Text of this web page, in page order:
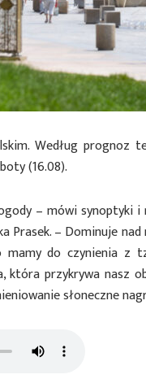
Według prognoz
(16.08).
– mówi
Prasek. – Dominuje
mamy do czynienia z
która przykrywa nasz
słoneczne